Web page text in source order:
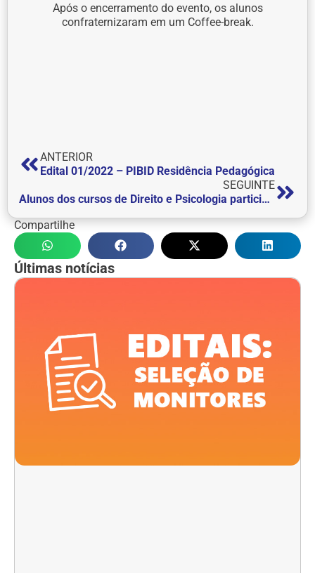
Após o encerramento do evento, os alunos
confraternizaram em um Coffee-break.
ANTERIOR
Edital 01/2022 – PIBID Residência Pedagógica
SEGUINTE
Alunos dos cursos de Direito e Psicologia participam de roda de conversa sobre Violência Doméstica
Compartilhe
Últimas notícias